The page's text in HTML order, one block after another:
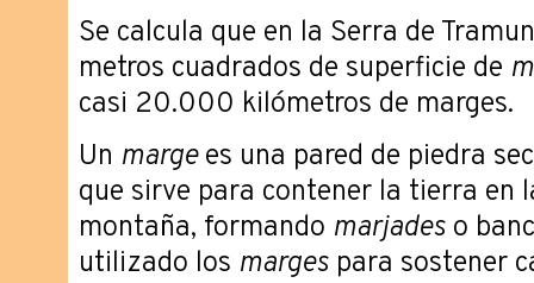
Se calcula que en la Serra de
metros cuadrados de superficie de
casi 20.000 kilómetros de marges.
Un margees una pared de piedra
que sirve para contener la tierra en
montaña, formando marjadeso
utilizado los margespara sostener